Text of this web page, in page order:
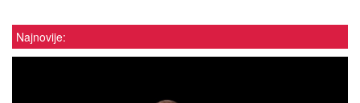
Najnovije: